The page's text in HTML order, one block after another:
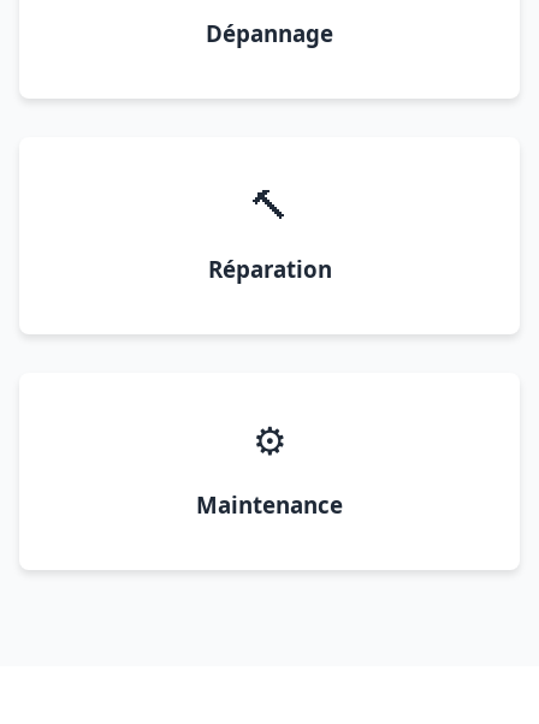
Dépannage
🔨
Réparation
⚙️
Maintenance